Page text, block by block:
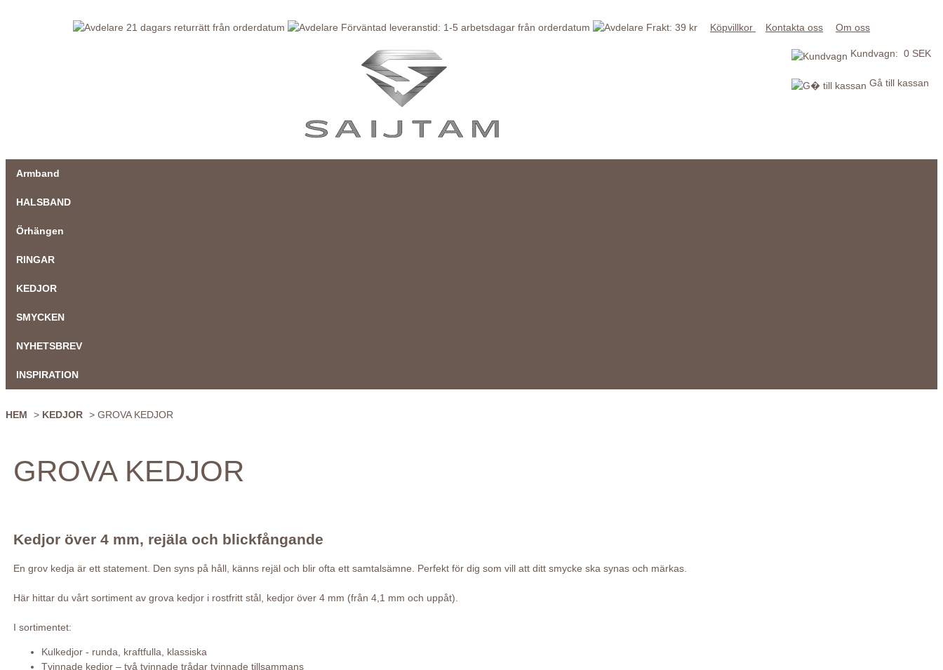
21 dagars returrätt från orderdatum Förväntad leveranstid: 1-5 arbetsdagar från orderdatum Frakt: 39 kr Köpvillkor Kontakta oss Om oss
Kundvagn: 0 SEK
Gå till kassan
Armband
HALSBAND
Örhängen
RINGAR
KEDJOR
SMYCKEN
NYHETSBREV
INSPIRATION
HEM > KEDJOR > GROVA KEDJOR
GROVA KEDJOR
Kedjor över 4 mm, rejäla och blickfångande
En grov kedja är ett statement. Den syns på håll, känns rejäl och blir ofta ett samtalsämne. Perfekt för dig som vill att ditt smycke ska synas och märkas.
Här hittar du vårt sortiment av grova kedjor i rostfritt stål, kedjor över 4 mm (från 4,1 mm och uppåt).
I sortimentet:
Kulkedjor - runda, kraftfulla, klassiska
Tvinnade kedjor – två tvinnade trådar tvinnade tillsammans